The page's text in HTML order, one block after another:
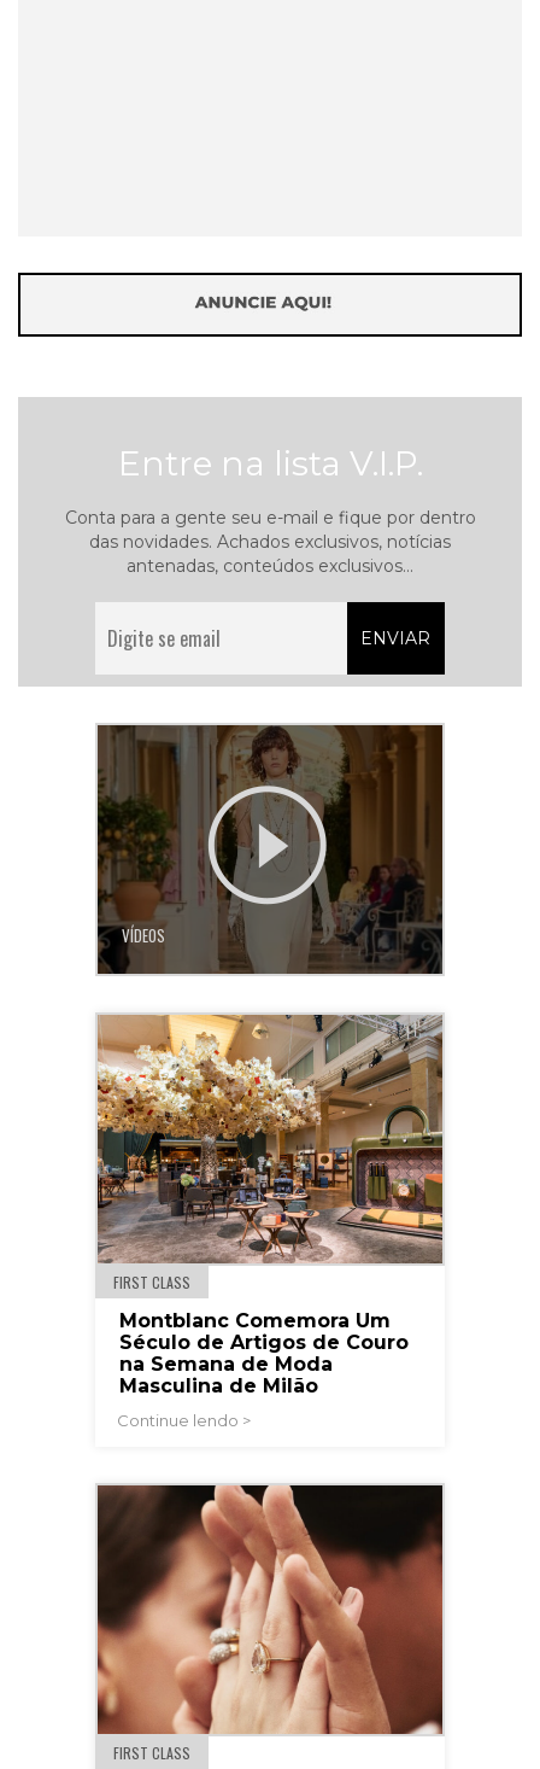
Entre na lista V.I.P.
Conta para a gente seu e-mail e fique por dentro
das novidades. Achados exclusivos, notícias
antenadas, conteúdos exclusivos...
VÍDEOS
FIRST CLASS
Montblanc Comemora Um
Século de Artigos de Couro
na Semana de Moda
Masculina de Milão
Continue lendo >
FIRST CLASS